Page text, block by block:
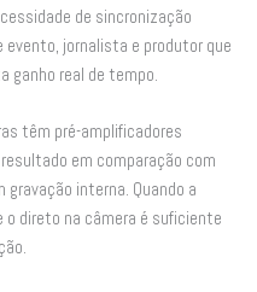
de sincronização
evento, jornalista e produtor que
ganho real de tempo.
têm pré-amplificadores
em comparação com
interna. Quando a
o direto na câmera é suficiente